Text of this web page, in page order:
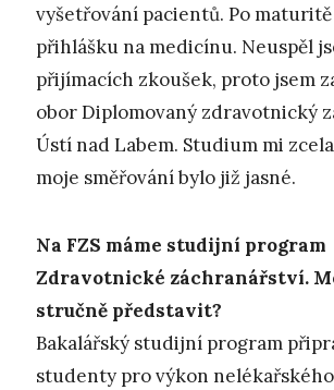
vyšetřování pacientů. Po
přihlášku na medicínu. Neuspěl
přijímacích zkoušek, proto jsem
obor Diplomovaný zdravotnický
Ústí nad Labem. Studium mi
moje směřování bylo již jasné.
Na FZS máme studijní program
Zdravotnické záchranářství.
stručně představit?
Bakalářský studijní program
studenty pro výkon nelékařského